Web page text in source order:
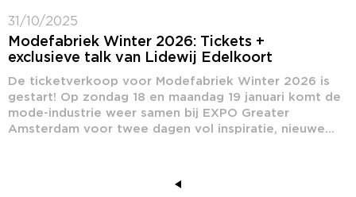
31/10/2025
Modefabriek Winter 2026: Tickets +
exclusieve talk van Lidewij Edelkoort
De ticketverkoop voor Modefabriek Winter 2026 is
gestart! Op zondag 18 en maandag 19 januari komt de
mode-industrie weer samen bij EXPO Greater
Amsterdam voor twee dagen vol inspiratie, nieuwe...